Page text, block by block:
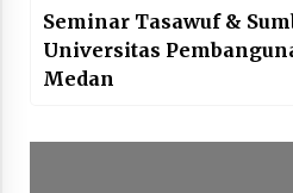
Seminar Tasawuf &
Universitas
Medan